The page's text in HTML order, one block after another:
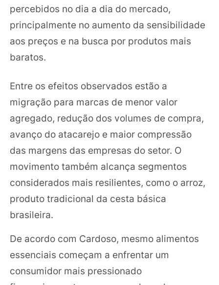
percebidos no dia a dia do mercado,
principalmente no aumento da sensibilidade
aos preços e na busca por produtos mais
baratos.
Entre os efeitos observados estão a
migração para marcas de menor valor
agregado, redução dos volumes de compra,
avanço do atacarejo e maior compressão
das margens das empresas do setor. O
movimento também alcança segmentos
considerados mais resilientes, como o arroz,
produto tradicional da cesta básica
brasileira.
De acordo com Cardoso, mesmo alimentos
essenciais começam a enfrentar um
consumidor mais pressionado